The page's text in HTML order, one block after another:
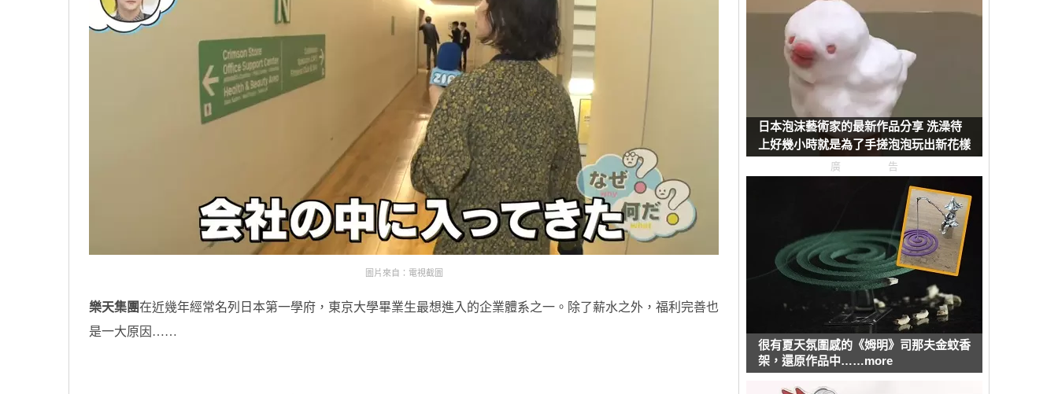
圖片來自：電視截圖
樂天集團在近幾年經常名列日本第一學府，東京大學畢業生最想進入的企業體系之一。除了薪水之外，福利完善也
是一大原因……
日本泡沫藝術家的最新作品分享 洗澡待
上好幾小時就是為了手搓泡泡玩出新花樣
廣告
很有夏天氛圍感的《姆明》司那夫金蚊香
架，還原作品中……more